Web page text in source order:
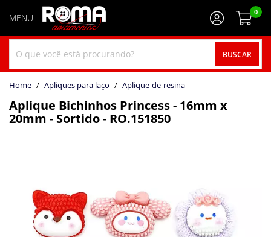
BUSCAR
0
home Apliques para laço aplique-de-resina
Aplique Bichinhos Princess - 16mm x
20mm - Sortido - RO.151850